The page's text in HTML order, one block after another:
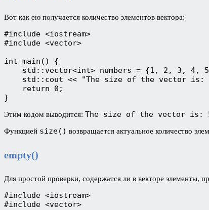
Вот как ею получается количество элементов вектора:
#include <iostream>
#include <vector>
int main() {
std::vector<int> numbers = {1, 2, 3, 4,
std::cout << "The size of the vector is:
    return 0;
}
Этим кодом выводится: The size of the vector is:
Функцией size() возвращается актуальное количество
empty()
Для простой проверки, содержатся ли в векторе элементы,
#include <iostream>
#include <vector>